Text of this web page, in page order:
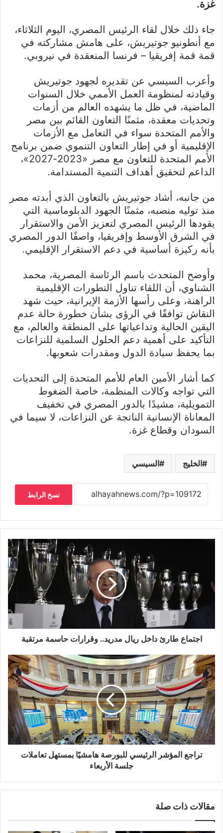
غزة.
جاء ذلك خلال لقاء الرئيس المصري، اليوم الثلاثاء،
مع أنطونيو جوتيريش، على هامش مشاركته في
قمة قمة إفريقيا – فرنسا المنعقدة في نيروبي.
وأعرب السيسي عن تقديره لجهود جوتيريش
وقيادته لمنظومة العمل الأممي خلال السنوات
الماضية، في ظل ما يشهده العالم من أزمات
وتحديات معقدة، مثمنًا التعاون القائم بين مصر
والأمم المتحدة سواء في التعامل مع الأزمات
الإقليمية أو في إطار التعاون التنموي ضمن برنامج
الأمم المتحدة للتعاون مع مصر «2023-2027»،
الداعم لتحقيق أهداف التنمية المستدامة.
من جانبه، أشاد جوتيريش بالتعاون الذي أبدته مصر
منذ توليه منصبه، مثمنًا الجهود الدبلوماسية التي
يقودها الرئيس المصري لتعزيز الأمن والاستقرار
في الشرق الأوسط وإفريقيا، واصفًا الدور المصري
بأنه ركيزة أساسية في دعم الاستقرار الإقليمي.
وأوضح المتحدث باسم الرئاسة المصرية، محمد
الشناوي، أن اللقاء تناول التطورات الإقليمية
الراهنة، وعلى رأسها الأزمة الإيرانية، حيث شهد
النقاش توافقًا في الرؤى بشأن خطورة حالة عدم
اليقين الحالية وتداعياتها على المنطقة والعالم، مع
التأكيد على أهمية دعم الحلول السلمية للنزاعات
بما يحفظ سيادة الدول ومقدرات شعوبها.
كما أشار الأمين العام للأمم المتحدة إلى التحديات
التي تواجه وكالات المنظمة، خاصة الضغوط
التمويلية، مشيدًا بالدور المصري في تخفيف
المعاناة الإنسانية الناتجة عن النزاعات، لا سيما في
السودان وقطاع غزة.
الخليج السيسي
نسخ الرابط
اجتماع طارئ داخل ريال مدريد.. وقرارات حاسمة مرتقبة
تراجع المؤشر الرئيسي للبورصة هامشيًا بمستهل تعاملات
جلسة الأربعاء
مقالات ذات صلة